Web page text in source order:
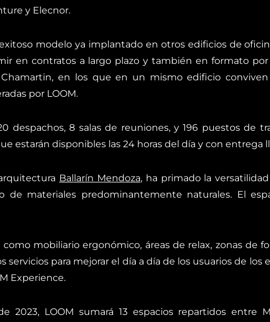
y Elecnor.
modelo ya implantado en otros edificios de
en contratos a largo plazo y también en formato
Chamartin, en los que en un mismo edificio
por LOOM.
despachos, 8 salas de reuniones, y 196 puestos de
estarán disponibles las 24 horas del día y con entrega
Ballarín Mendoza, ha primado la
de materiales predominantemente naturales. El
mobiliario ergonómico, áreas de relax, zonas de
para mejorar el día a día de los usuarios de los
Experience.
2023, LOOM sumará 13 espacios repartidos entre